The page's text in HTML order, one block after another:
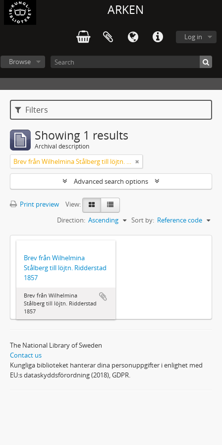
ARKEN
Log in
Browse
Filters
Showing 1 results
Archival description
Brev från Wilhelmina Stålberg till löjtn. Ridderstad 1857
Advanced search options
Print preview
View:
Sort by: Reference code
Direction: Ascending
Brev från Wilhelmina
Stålberg till löjtn. Ridderstad
1857
Brev från Wilhelmina
Stålberg till löjtn. Ridderstad
1857
The National Library of Sweden
Contact us
Kungliga biblioteket hanterar dina personuppgifter i enlighet med
EU:s dataskyddsförordning (2018), GDPR.